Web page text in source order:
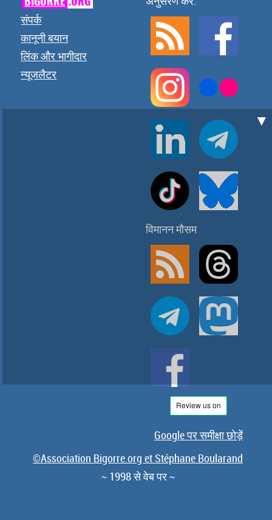
▼
संपर्क
कानूनी बयान
लिंक और भागीदार
न्यूजलैटर
विमानन मौसम
Google पर समीक्षा छोड़ें
©Association Bigorre.org et Stéphane Boularand
∼ 1998 से वेब पर ∼